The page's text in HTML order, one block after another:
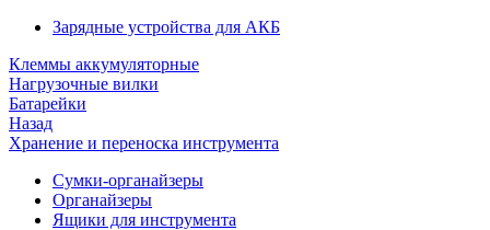
Зарядные устройства для АКБ
Клеммы аккумуляторные
Нагрузочные вилки
Батарейки
Назад
Хранение и переноска инструмента
Сумки-органайзеры
Органайзеры
Ящики для инструмента